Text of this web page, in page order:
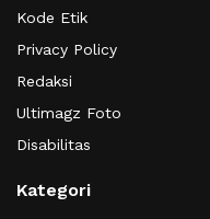
Kode Etik
Privacy Policy
Redaksi
Ultimagz Foto
Disabilitas
Kategori